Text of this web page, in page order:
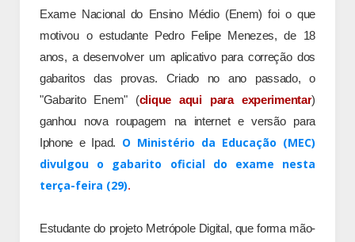
Exame Nacional do Ensino Médio (Enem) foi o que
motivou o estudante Pedro Felipe Menezes, de 18
anos, a desenvolver um aplicativo para correção dos
gabaritos das provas. Criado no ano passado, o
"Gabarito Enem" (clique aqui para experimentar)
ganhou nova roupagem na internet e versão para
Iphone e Ipad. O Ministério da Educação (MEC)
divulgou o gabarito oficial do exame nesta
terça-feira (29).
Estudante do projeto Metrópole Digital, que forma mão-